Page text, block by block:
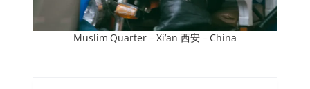
Muslim Quarter – Xi’an 西安 – China